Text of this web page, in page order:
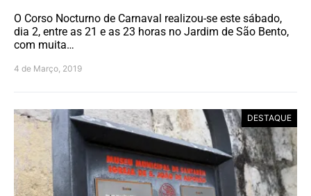
O Corso Nocturno de Carnaval realizou-se este sábado,
dia 2, entre as 21 e as 23 horas no Jardim de São Bento,
com muita…
4 de Março, 2019
DESTAQUE